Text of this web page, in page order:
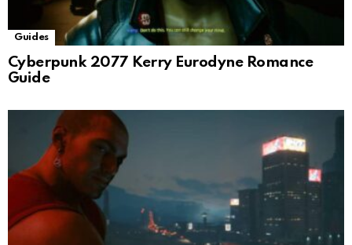
Guides
Cyberpunk 2077 Kerry Eurodyne Romance
Guide